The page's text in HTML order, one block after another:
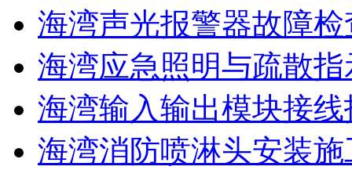
海湾声光报警器故障
海湾应急照明与疏散
海湾输入输出模块接
海湾消防喷淋头安装